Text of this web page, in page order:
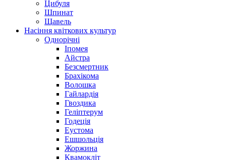
Цибуля
Шпинат
Щавель
Насіння квіткових культур
Однорічні
Іпомея
Айстра
Безсмертник
Брахікома
Волошка
Гайлардія
Гвоздика
Геліптерум
Годеція
Еустома
Ешшольція
Жоржина
Квамокліт